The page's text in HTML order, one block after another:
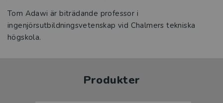
Tom Adawi är biträdande professor i
ingenjörsutbildningsvetenskap vid Chalmers tekniska
högskola.
Produkter